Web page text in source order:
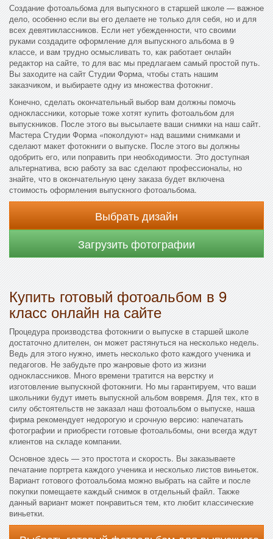
Создание фотоальбома для выпускного в старшей школе — важное
дело, особенно если вы его делаете не только для себя, но и для
всех девятиклассников. Если нет убежденности, что своими
руками создадите оформление для выпускного альбома в 9
классе, и вам трудно осмысливать то, как работает онлайн
редактор на сайте, то для вас мы предлагаем самый простой путь.
Вы заходите на сайт Студии Форма, чтобы стать нашим
заказчиком, и выбираете одну из множества фотокниг.
Конечно, сделать окончательный выбор вам должны помочь
одноклассники, которые тоже хотят купить фотоальбом для
выпускников. После этого вы высылаете ваши снимки на наш сайт.
Мастера Студии Форма «поколдуют» над вашими снимками и
сделают макет фотокниги о выпуске. После этого вы должны
одобрить его, или поправить при необходимости. Это доступная
альтернатива, всю работу за вас сделают профессионалы, но
знайте, что в окончательную цену заказа будет включена
стоимость оформления выпускного фотоальбома.
Выбрать дизайн
Загрузить фотографии
Купить готовый фотоальбом в 9
класс онлайн на сайте
Процедура производства фотокниги о выпуске в старшей школе
достаточно длителен, он может растянуться на несколько недель.
Ведь для этого нужно, иметь несколько фото каждого ученика и
педагогов. Не забудьте про жанровые фото из жизни
одноклассников. Много времени тратится на верстку и
изготовление выпускной фотокниги. Но мы гарантируем, что ваши
школьники будут иметь выпускной альбом вовремя. Для тех, кто в
силу обстоятельств не заказал наш фотоальбом о выпуске, наша
фирма рекомендует недорогую и срочную версию: напечатать
фотографии и приобрести готовые фотоальбомы, они всегда ждут
клиентов на складе компании.
Основное здесь — это простота и скорость. Вы заказываете
печатание портрета каждого ученика и несколько листов виньеток.
Вариант готового фотоальбома можно выбрать на сайте и после
покупки помещаете каждый снимок в отдельный файл. Также
данный вариант может понравиться тем, кто любит классические
виньетки.